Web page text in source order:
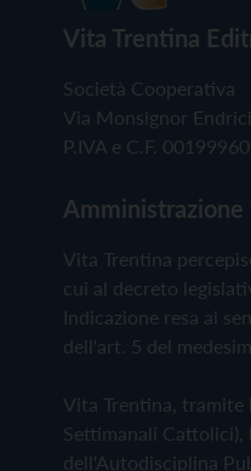
Vita Trentina
Società Cooperativa
Via Monsignor
P.IVA e C.F.
Amministrazione
Vita Trentina
cui al decreto
Indicazione resa ai
dell'art. 5 del
Vita Trentina, tramite
Settimanali
dell'Autodisciplina